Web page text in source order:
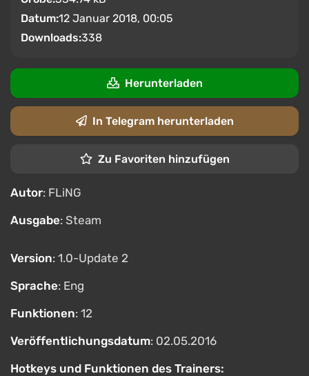
Datum:12 Januar 2018, 00:05
Downloads:338
Herunterladen
In Telegram herunterladen
Zu Favoriten hinzufügen
Autor: FLiNG
Ausgabe: Steam
Version: 1.0-Update 2
Sprache: Eng
Funktionen: 12
Veröffentlichungsdatum: 02.05.2016
Hotkeys und Funktionen des Trainers: